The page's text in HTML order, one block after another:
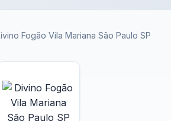
Fogão Vila Mariana São Paulo SP